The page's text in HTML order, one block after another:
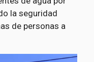
la seguridad
de personas a